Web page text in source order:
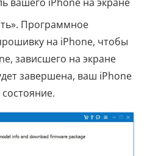
Программное
на iPhone, чтобы
зависшего на экране
завершена, ваш iPhone